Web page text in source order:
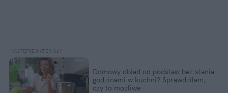
Domowy obiad od podstaw bez stania
godzinami w kuchni? Sprawdziłam,
czy to możliwe